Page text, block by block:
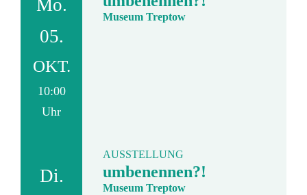
Mo.
05.
OKT.
10:00
Uhr
Museum Treptow
Di.
AUSSTELLUNG
umbenennen?!
Museum Treptow